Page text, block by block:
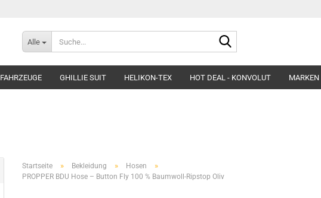
Alle
FAHRZEUGE GHILLIE SUIT HELIKON-TEX
Morakniv Knives
HOT DEAL - KONVOLUT MARKEN
Startseite » Bekleidung » Hosen »
PROPPER BDU Hose – Button Fly 100 % Baumwoll-Ripstop Oliv